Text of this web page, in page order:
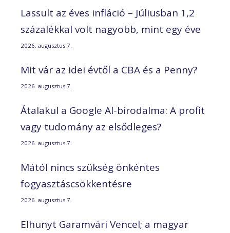
Lassult az éves infláció – Júliusban 1,2
százalékkal volt nagyobb, mint egy éve
2026. augusztus 7.
Mit vár az idei évtől a CBA és a Penny?
2026. augusztus 7.
Átalakul a Google AI-birodalma: A profit
vagy tudomány az elsődleges?
2026. augusztus 7.
Mától nincs szükség önkéntes
fogyasztáscsökkentésre
2026. augusztus 7.
Elhunyt Garamvári Vencel; a magyar